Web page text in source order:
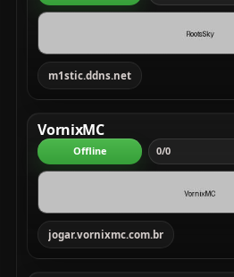
m1stic.ddns.net
jogar.vornixmc.com.br
VornixMC
Offline 0/0